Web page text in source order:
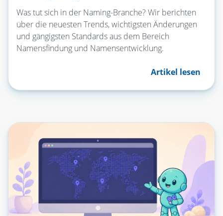
Was tut sich in der Naming-Branche? Wir berichten
über die neuesten Trends, wichtigsten Änderungen
und gängigsten Standards aus dem Bereich
Namensfindung und Namensentwicklung.
Artikel lesen